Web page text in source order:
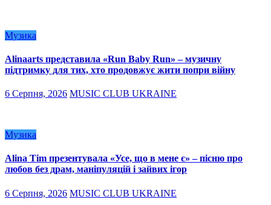
Музика
Alinaarts представила «Run Baby Run» – музичну
підтримку для тих, хто продовжує жити попри війну
6 Серпня, 2026 MUSIC CLUB UKRAINE
Музика
Alina Tim презентувала «Усе, що в мене є» – пісню про
любов без драм, маніпуляцій і зайвих ігор
6 Серпня, 2026 MUSIC CLUB UKRAINE